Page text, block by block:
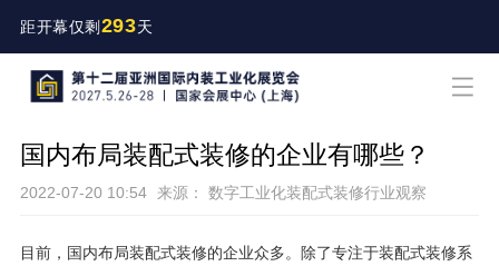
距开幕仅剩 293天
国内布局装配式装修的企业有哪些？
2022-07-20 10:54 来源： 数字工业化装配式装修行业观察
目前，国内布局装配式装修的企业众多。除了专注于装配式装修系